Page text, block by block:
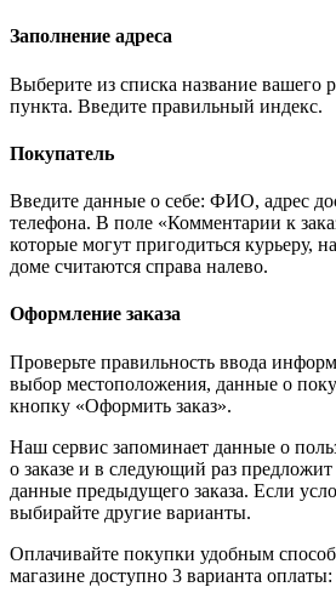
Заполнение адреса
Выберите из списка название вашего
пункта. Введите правильный индекс.
Покупатель
Введите данные о себе: ФИО, адрес
телефона. В поле «Комментарии к
которые могут пригодиться курьеру,
доме считаются справа налево.
Оформление заказа
Проверьте правильность ввода
выбор местоположения, данные о
кнопку «Оформить заказ».
Наш сервис запоминает данные о
о заказе и в следующий раз
данные предыдущего заказа. Если
выбирайте другие варианты.
Оплачивайте покупки удобным
магазине доступно 3 варианта оплаты: